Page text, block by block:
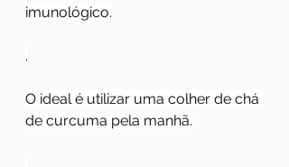
imunológico.
.
O ideal é utilizar uma colher de chá
de curcuma pela manhã.